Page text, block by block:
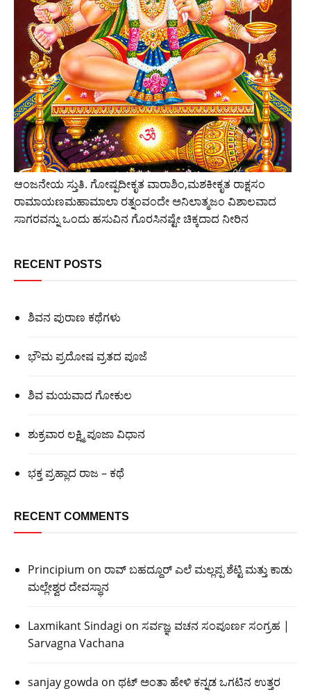
ಆಂಜನೇಯ ಸ್ತುತಿ. ಗೋಷ್ಪದೀಕೃತ ವಾರಾಶಿಂ,ಮಶಕೀಕೃತ ರಾಕ್ಷಸಂ
ರಾಮಾಯಣಮಹಾಮಾಲಾ ರತ್ನಂವಂದೇ ಅನಿಲಾತ್ಮಜಂ ವಿಶಾಲವಾದ
ಸಾಗರವನ್ನು ಒಂದು ಹಸುವಿನ ಗೊರಸಿನಷ್ಟೇ ಚಿಕ್ಕದಾದ ನೀರಿನ
RECENT POSTS
ಶಿವನ ಪುರಾಣ ಕಥೆಗಳು
ಭೌಮ ಪ್ರದೋಷ ವ್ರತದ ಪೂಜೆ
ಶಿವ ಮಯವಾದ ಗೋಕುಲ
ಶುಕ್ರವಾರ ಲಕ್ಷ್ಮಿ ಪೂಜಾ ವಿಧಾನ
ಭಕ್ತ ಪ್ರಹ್ಲಾದ ರಾಜ – ಕಥೆ
RECENT COMMENTS
Principium on ರಾವ್ ಬಹದ್ದೂರ್ ಎಲೆ ಮಲ್ಲಪ್ಪ ಶೆಟ್ಟಿ ಮತ್ತು ಕಾಡು
ಮಲ್ಲೇಶ್ವರ ದೇವಸ್ಥಾನ
Laxmikant Sindagi on ಸರ್ವಜ್ಞ ವಚನ ಸಂಪೂರ್ಣ ಸಂಗ್ರಹ |
Sarvagna Vachana
sanjay gowda on ಥಟ್ ಅಂತಾ ಹೇಳಿ ಕನ್ನಡ ಒಗಟಿನ ಉತ್ತರ